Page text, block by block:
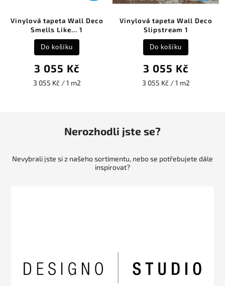
Vinylová tapeta Wall Deco
Smells Like... 1
3 055 Kč
3 055 Kč / 1 m2
Do košíku
Vinylová tapeta Wall Deco
Slipstream 1
3 055 Kč
3 055 Kč / 1 m2
Do košíku
Nerozhodli jste se?
Nevybrali jste si z našeho sortimentu, nebo se potřebujete dále
inspirovat?